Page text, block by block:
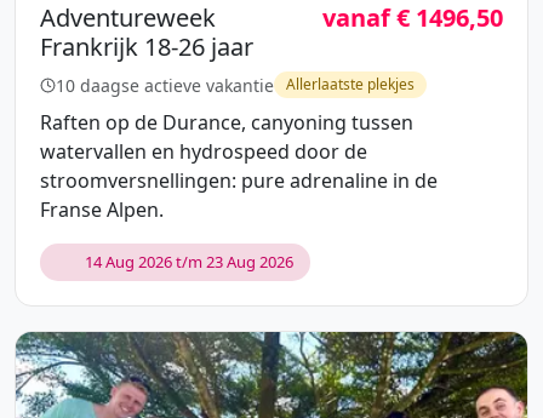
Adventureweek
Frankrijk 18-26 jaar
vanaf € 1496,50
10 daagse actieve vakantie Allerlaatste plekjes
Raften op de Durance, canyoning tussen
watervallen en hydrospeed door de
stroomversnellingen: pure adrenaline in de
Franse Alpen.
14 Aug 2026 t/m 23 Aug 2026